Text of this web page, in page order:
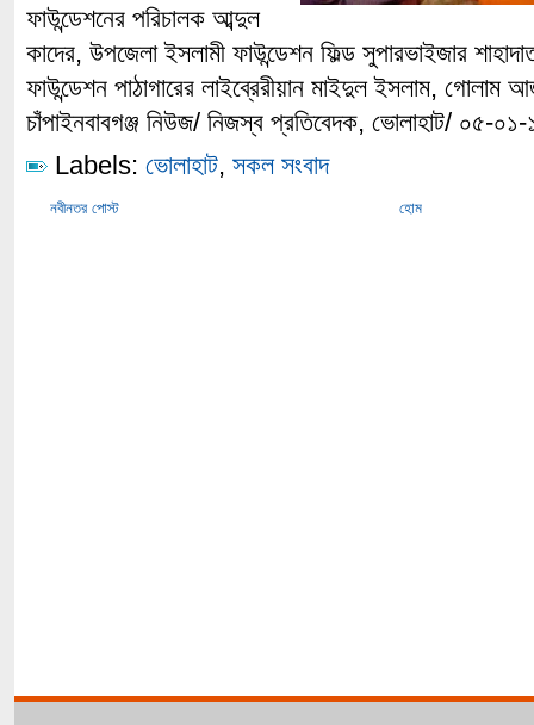
ফাউন্ডেশনের পরিচালক আব্দুল
কাদের, উপজেলা ইসলামী ফাউন্ডেশন ফিল্ড সুপারভাইজার
ফাউন্ডেশন পাঠাগারের লাইব্রেরীয়ান মাইদুল ইসলাম,
চাঁপাইনবাবগঞ্জ নিউজ/ নিজস্ব প্রতিবেদক, ভোলাহাট/ ০৫-
Labels: ভোলাহাট, সকল সংবাদ
নবীনতর পোস্ট হোম